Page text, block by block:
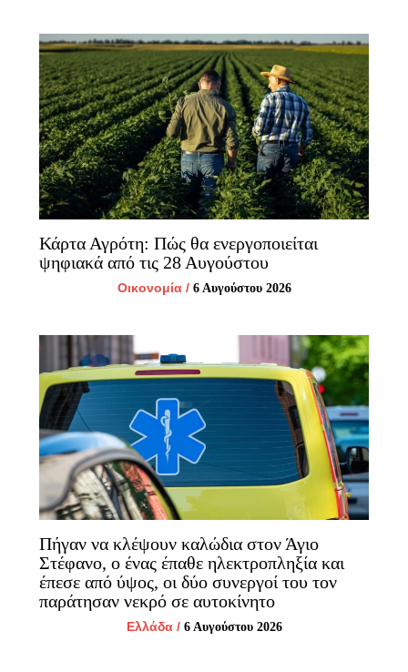
Κάρτα Αγρότη: Πώς θα ενεργοποιείται
ψηφιακά από τις 28 Αυγούστου
Οικονομία/ 6 Αυγούστου 2026
Πήγαν να κλέψουν καλώδια στον Άγιο
Στέφανο, ο ένας έπαθε ηλεκτροπληξία και
έπεσε από ύψος, οι δύο συνεργοί του τον
παράτησαν νεκρό σε αυτοκίνητο
Ελλάδα/ 6 Αυγούστου 2026